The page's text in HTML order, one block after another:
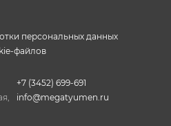
персональных данных
файлов
+7 (3452) 699-691
info@megatyumen.ru